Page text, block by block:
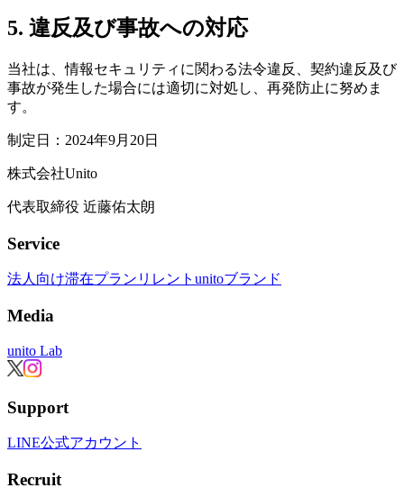
5. 違反及び事故への対応
当社は、情報セキュリティに関わる法令違反、契約違反及び
事故が発生した場合には適切に対処し、再発防止に努めま
す。
制定日：2024年9月20日
株式会社Unito
代表取締役 近藤佑太朗
Service
法人向け滞在プラン リレント unitoブランド
Media
unito Lab
Support
LINE公式アカウント
Recruit